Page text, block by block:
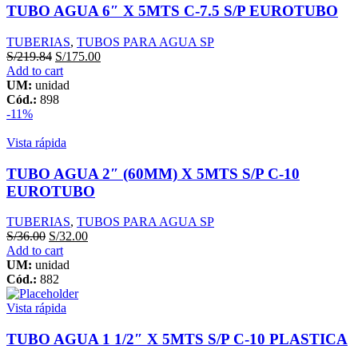
TUBO AGUA 6″ X 5MTS C-7.5 S/P EUROTUBO
TUBERIAS, TUBOS PARA AGUA SP
S/219.84 S/175.00
Add to cart
UM: unidad
Cód.: 898
-11%
Vista rápida
TUBO AGUA 2″ (60MM) X 5MTS S/P C-10
EUROTUBO
TUBERIAS, TUBOS PARA AGUA SP
S/36.00 S/32.00
Add to cart
UM: unidad
Cód.: 882
Vista rápida
TUBO AGUA 1 1/2″ X 5MTS S/P C-10 PLASTICA